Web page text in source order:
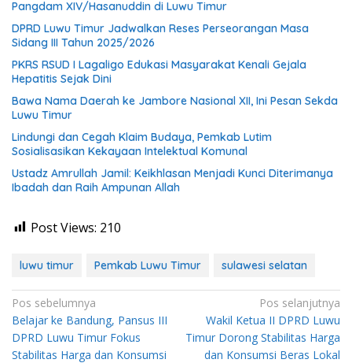
Pangdam XIV/Hasanuddin di Luwu Timur
DPRD Luwu Timur Jadwalkan Reses Perseorangan Masa
Sidang III Tahun 2025/2026
PKRS RSUD I Lagaligo Edukasi Masyarakat Kenali Gejala
Hepatitis Sejak Dini
Bawa Nama Daerah ke Jambore Nasional XII, Ini Pesan Sekda
Luwu Timur
Lindungi dan Cegah Klaim Budaya, Pemkab Lutim
Sosialisasikan Kekayaan Intelektual Komunal
Ustadz Amrullah Jamil: Keikhlasan Menjadi Kunci Diterimanya
Ibadah dan Raih Ampunan Allah
Post Views: 210
luwu timur Pemkab Luwu Timur sulawesi selatan
Navigasi
pos
Pos sebelumnya
Belajar ke Bandung, Pansus III
DPRD Luwu Timur Fokus
Stabilitas Harga dan Konsumsi
Pos selanjutnya
Wakil Ketua II DPRD Luwu
Timur Dorong Stabilitas Harga
dan Konsumsi Beras Lokal